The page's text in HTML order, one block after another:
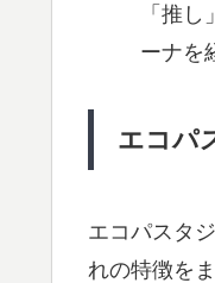
「推
ーナを
エコパ
エコパスタ
れの特徴を